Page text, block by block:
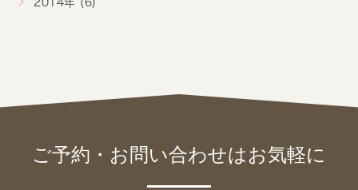
2014年 (6)
ご予約・お問い合わせはお気軽に